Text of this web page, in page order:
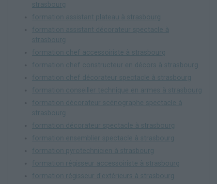
strasbourg
formation assistant plateau à strasbourg
formation assistant décorateur spectacle à
strasbourg
formation chef accessoiriste à strasbourg
formation chef constructeur en décors à strasbourg
formation chef décorateur spectacle à strasbourg
formation conseiller technique en armes à strasbourg
formation décorateur scénographe spectacle à
strasbourg
formation décorateur spectacle à strasbourg
formation ensemblier spectacle à strasbourg
formation pyrotechnicien à strasbourg
formation régisseur accessoiriste à strasbourg
formation régisseur d'extérieurs à strasbourg